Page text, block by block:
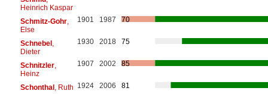
Heinrich Kaspar
Schmitz-Gohr,
Else
1901 1987 70
Schnebel,
Dieter
1930 2018 75
Schnitzler,
Heinz
1907 2002 85
Schonthal, Ruth 1924 2006
81